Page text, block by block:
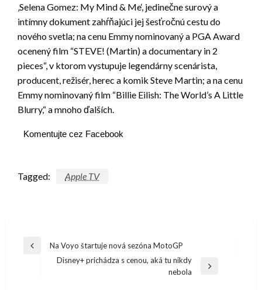
‚Selena Gomez: My Mind & Me‘, jedinečne surový a
intímny dokument zahŕňajúci jej šesťročnú cestu do
nového svetla; na cenu Emmy nominovaný a PGA Award
ocenený film “STEVE! (Martin) a documentary in 2
pieces“, v ktorom vystupuje legendárny scenárista,
producent, režisér, herec a komik Steve Martin; a na cenu
Emmy nominovaný film “Billie Eilish: The World’s A Little
Blurry,“ a mnoho ďalších.
Komentujte cez Facebook
Tagged: Apple TV
Navigácia
Previous
Na Voyo štartuje nová sezóna MotoGP
Disney+ prichádza s cenou, aká tu nikdy
nebola